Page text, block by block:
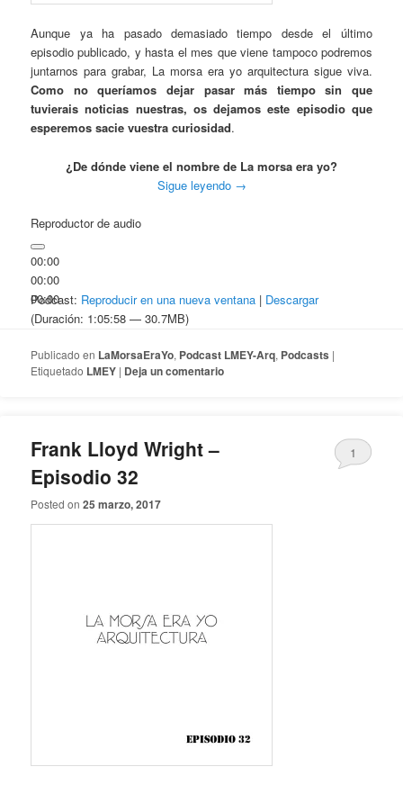
Aunque ya ha pasado demasiado tiempo desde el último
episodio publicado, y hasta el mes que viene tampoco podremos
juntarnos para grabar, La morsa era yo arquitectura sigue viva.
Como no queríamos dejar pasar más tiempo sin que
tuvierais noticias nuestras, os dejamos este episodio que
esperemos sacie vuestra curiosidad.
¿De dónde viene el nombre de La morsa era yo?
Sigue leyendo →
Reproductor de audio
00:00
00:00
00:00
Podcast: Reproducir en una nueva ventana | Descargar
(Duración: 1:05:58 — 30.7MB)
Publicado en LaMorsaEraYo, Podcast LMEY-Arq, Podcasts |
Etiquetado LMEY | Deja un comentario
Frank Lloyd Wright –
Episodio 32
Posted on25 marzo, 2017
1